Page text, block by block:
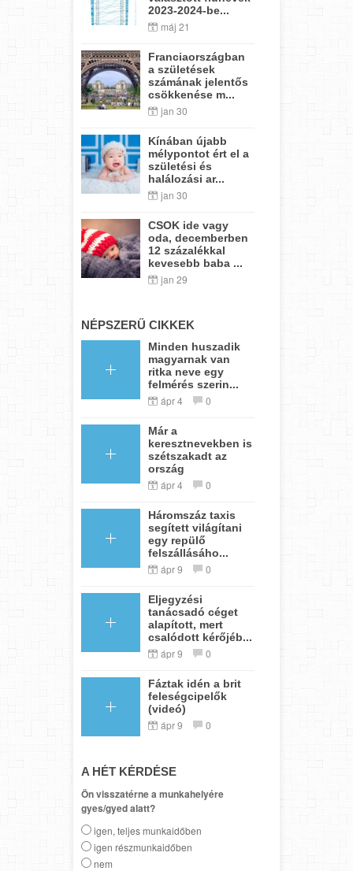
2023-2024-be...
máj 21
Franciaországban
a születések
számának jelentős
csökkenése m...
jan 30
Kínában újabb
mélypontot ért el a
születési és
halálozási ar...
jan 30
CSOK ide vagy
oda, decemberben
12 százalékkal
kevesebb baba ...
jan 29
NÉPSZERŰ CIKKEK
Minden huszadik
magyarnak van
ritka neve egy
felmérés szerin...
ápr 4 0
Már a
keresztnevekben is
szétszakadt az
ország
ápr 4 0
Háromszáz taxis
segített világítani
egy repülő
felszállásáho...
ápr 9 0
Eljegyzési
tanácsadó céget
alapított, mert
csalódott kérőjéb...
ápr 9 0
Fáztak idén a brit
feleségcipelők
(videó)
ápr 9 0
A HÉT KÉRDÉSE
Ön visszatérne a munkahelyére
gyes/gyed alatt?
igen, teljes munkaidőben
igen részmunkaidőben
nem